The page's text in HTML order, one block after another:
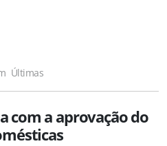
Últimas
com a aprovação do